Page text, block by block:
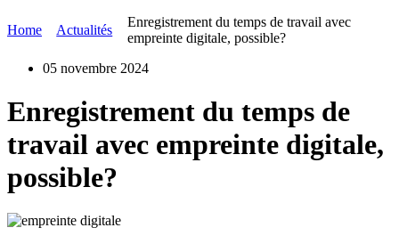
Home Actualités
Enregistrement du temps de travail avec
empreinte digitale, possible?
05 novembre 2024
Enregistrement du temps de
travail avec empreinte digitale,
possible?